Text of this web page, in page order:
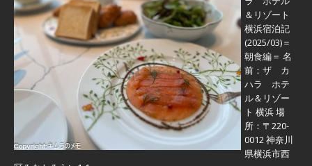
＆リゾート
横浜宿泊記
(2025/03)＝
朝食編＝ 名
前：ザ カ
ハラ ホテ
ル＆リゾー
ト 横浜 場
所：〒220-
0012 神奈川
県横浜市西